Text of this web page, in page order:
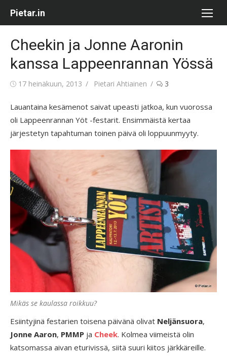
Pietar.in
Cheekin ja Jonne Aaronin
kanssa Lappeenrannan Yössä
Posted
17 heinäkuun, 2013 Author
Pietari Ahtiainen 3
Lauantaina kesämenot saivat upeasti jatkoa, kun vuorossa
oli Lappeenrannan Yöt -festarit. Ensimmäistä kertaa
järjestetyn tapahtuman toinen päivä oli loppuunmyyty.
Mikäs se kaulassa roikkuu?
Esiintyjinä festarien toisena päivänä olivat Neljänsuora,
Jonne Aaron, PMMP ja Cheek. Kolmea viimeistä olin
katsomassa aivan eturivissä, siitä suuri kiitos järkkäreille.